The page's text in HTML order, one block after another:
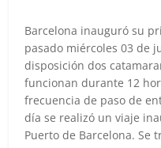
Barcelona inauguró su
pasado miércoles 03 de
disposición dos
funcionan durante 12
frecuencia de paso de
día se realizó un viaje
Puerto de Barcelona. Se